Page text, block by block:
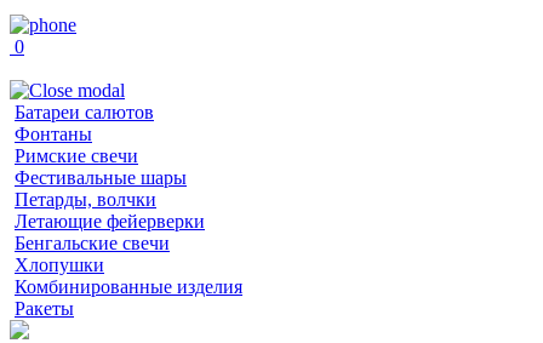
0
Батареи салютов
Фонтаны
Римские свечи
Фестивальные шары
Петарды, волчки
Летающие фейерверки
Бенгальские свечи
Хлопушки
Комбинированные изделия
Ракеты